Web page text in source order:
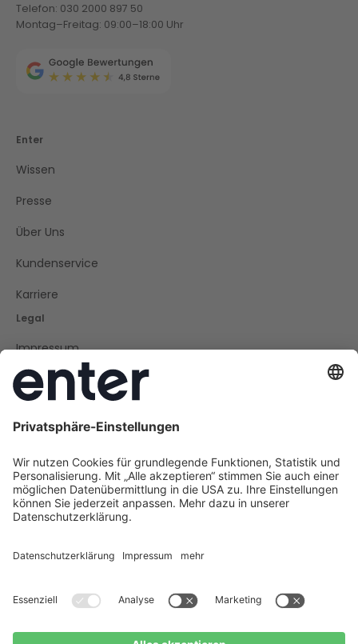
Telefon: 030 2000 897 50
Montag–Freitag: 09:00–18:00 Uhr
Enter
Wissen
Presse
Über Uns
Kundenservice
Karriere
Legal
Impressum
Datenschutz
Barrierefreiheit
Social
Instagram
LinkedIn